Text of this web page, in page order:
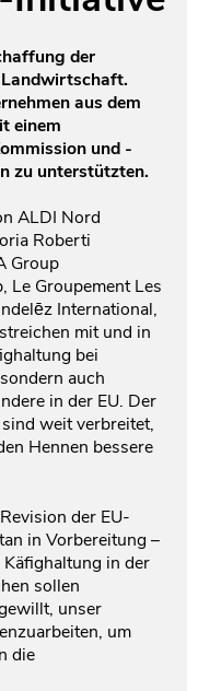
der
aus dem
einem
und -
zu unterstützten.
ALDI Nord
Roberti
Group
Le Groupement Les
International,
mit und in
bei
auch
in der EU. Der
weit verbreitet,
Hennen bessere
der EU-
in Vorbereitung –
in der
sollen
unser
um
die